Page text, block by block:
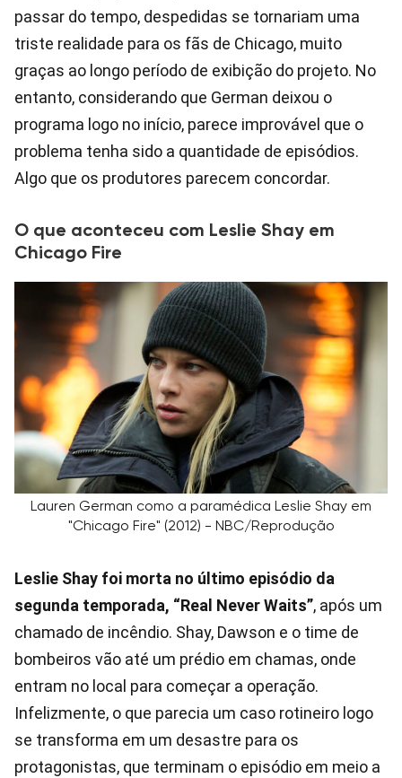
passar do tempo, despedidas se tornariam uma
triste realidade para os fãs de Chicago, muito
graças ao longo período de exibição do projeto. No
entanto, considerando que German deixou o
programa logo no início, parece improvável que o
problema tenha sido a quantidade de episódios.
Algo que os produtores parecem concordar.
O que aconteceu com Leslie Shay em
Chicago Fire
Lauren German como a paramédica Leslie Shay em
"Chicago Fire" (2012) - NBC/Reprodução
Leslie Shay foi morta no último episódio da
segunda temporada, “Real Never Waits”, após um
chamado de incêndio. Shay, Dawson e o time de
bombeiros vão até um prédio em chamas, onde
entram no local para começar a operação.
Infelizmente, o que parecia um caso rotineiro logo
se transforma em um desastre para os
protagonistas, que terminam o episódio em meio a